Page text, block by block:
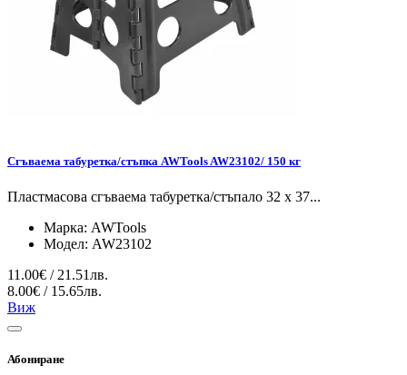
Сгъваема табуретка/стъпка AWTools AW23102/ 150 кг
Пластмасова сгъваема табуретка/стъпало 32 x 37...
Марка: AWTools
Модел: AW23102
11.00€ / 21.51лв.
8.00€ / 15.65лв.
Виж
Абониране